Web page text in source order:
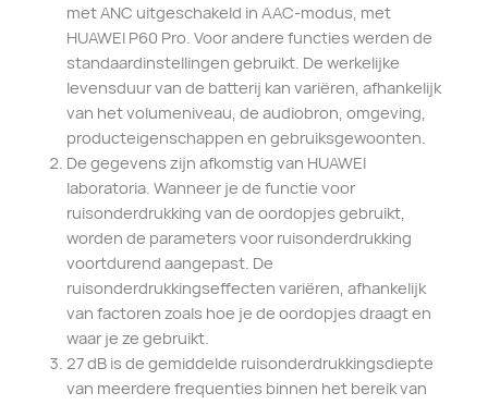
met ANC uitgeschakeld in AAC-modus, met
HUAWEI P60 Pro. Voor andere functies werden de
standaardinstellingen gebruikt. De werkelijke
levensduur van de batterij kan variëren, afhankelijk
van het volumeniveau, de audiobron, omgeving,
producteigenschappen en gebruiksgewoonten.
De gegevens zijn afkomstig van HUAWEI
laboratoria. Wanneer je de functie voor
ruisonderdrukking van de oordopjes gebruikt,
worden de parameters voor ruisonderdrukking
voortdurend aangepast. De
ruisonderdrukkingseffecten variëren, afhankelijk
van factoren zoals hoe je de oordopjes draagt en
waar je ze gebruikt.
27 dB is de gemiddelde ruisonderdrukkingsdiepte
van meerdere frequenties binnen het bereik van